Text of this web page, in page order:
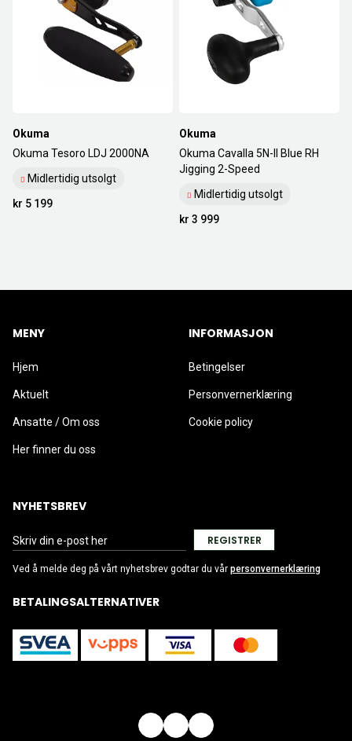
Okuma
Okuma Tesoro LDJ 2000NA
Midlertidig utsolgt
kr 5 199
Okuma
Okuma Cavalla 5N-II Blue RH
Jigging 2-Speed
Midlertidig utsolgt
kr 3 999
MENY
Hjem
Aktuelt
Ansatte / Om oss
Her finner du oss
INFORMASJON
Betingelser
Personvernerklæring
Cookie policy
NYHETSBREV
REGISTRER
Ved å melde deg på vårt nyhetsbrev godtar du vår personvernerklæring
BETALINGSALTERNATIVER